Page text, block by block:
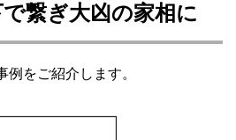
繋ぎ大凶の家相に
をご紹介します。